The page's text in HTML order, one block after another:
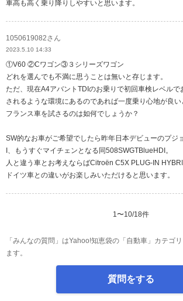
車高も高く乗り降りしやすいと思います。
1050619082さん
2023.5.10 14:33
①V60 ②Cワゴン③３シリーズワゴン
どれを選んでも不満に思うことは無いと存じます。
ただ、現在A4アバントTDIのお乗りで初回車検レベルで
されるような環境にあるのであれば一度乗り心地が良
フランス車を試さるのは如何でしょうか？
SW的なお車がご希望でしたら昨年日本デビューのプジ
I、もうすぐマイチェンとなる同508SWGTBlueHDI。
人と違う車とお考えならばCitroën C5X PLUG-IN
ドイツ車との違いがお楽しみいただけると思います。
1 〜10/18件
「みんなの質問」はYahoo!知恵袋の「自動車」カテゴ
ます。
質問をする